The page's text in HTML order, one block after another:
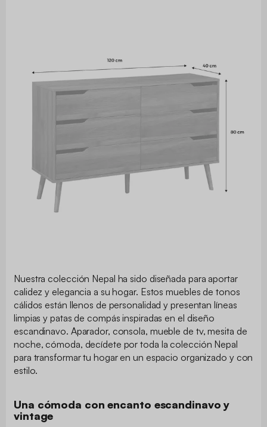
Nuestra colección Nepal ha sido diseñada para aportar
calidez y elegancia a su hogar. Estos muebles de tonos
cálidos están llenos de personalidad y presentan líneas
limpias y patas de compás inspiradas en el diseño
escandinavo. Aparador, consola, mueble de tv, mesita de
noche, cómoda, decídete por toda la colección Nepal
para transformar tu hogar en un espacio organizado y con
estilo.
Una cómoda con encanto escandinavo y
vintage